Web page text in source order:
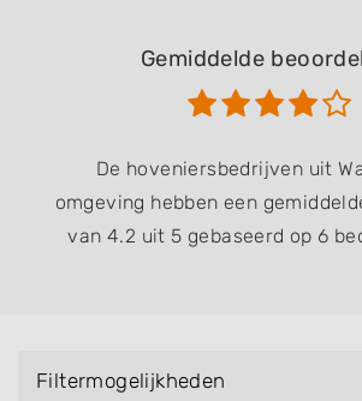
Gemiddelde
De hoveniersbedrijven uit
omgeving hebben een
van 4.2 uit 5 gebaseerd op 6
Filtermogelijkheden